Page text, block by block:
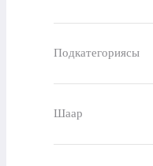
Подкатегориясы
Шаар